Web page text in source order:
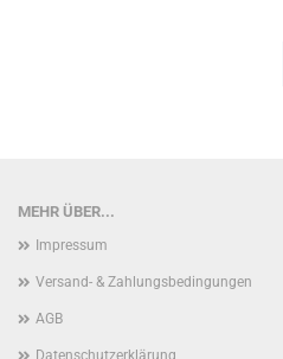
MEHR ÜBER...
Impressum
Versand- & Zahlungsbedingungen
AGB
Datenschutzerklärung